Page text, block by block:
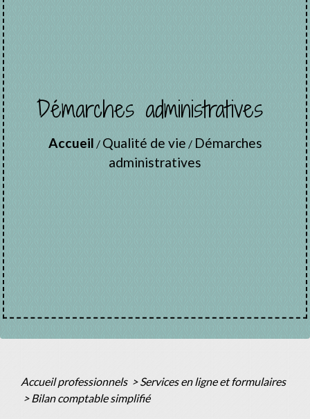
Démarches administratives
Accueil / Qualité de vie / Démarches
administratives
Accueil professionnels > Services en ligne et formulaires
> Bilan comptable simplifié